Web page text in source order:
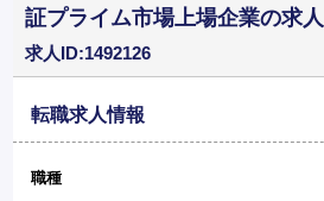
証プライム市場上場企業の求人
求人ID:1492126
転職求人情報
職種